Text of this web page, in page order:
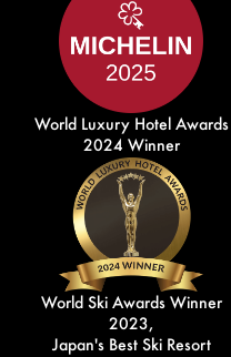
World Luxury Hotel Awards
2024 Winner
World Ski Awards Winner
2023,
Japan's Best Ski Resort